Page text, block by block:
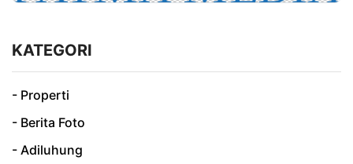
KATEGORI
- Properti
- Berita Foto
- Adiluhung